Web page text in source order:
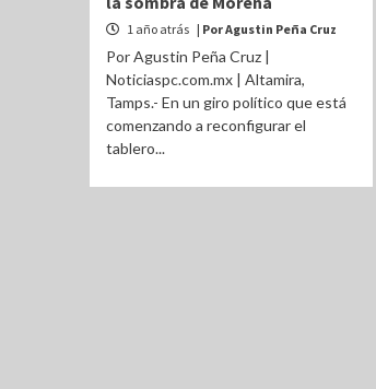
1 año atrás | Por Agustin Peña Cruz
Por Agustin Peña Cruz |
Noticiaspc.com.mx | Altamira,
Tamps.- En un giro político que está
comenzando a reconfigurar el
tablero...